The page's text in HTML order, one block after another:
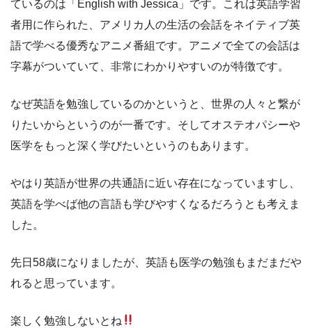
ているのは「English with Jessica」です。これは英語学習
者用に作られた、アメリカ人の生活の会話をネイティブ英
語で学べる優秀なアニメ番組です。アニメで全ての会話は
字幕がついていて、非常にわかりやすいのが特徴です。
なぜ英語を勉強しているのかというと、世界の人々と繋が
りたいからというのが一番です。そしてオステオパシーや
医学をもっと深く学びたいというのもあります。
やはり英語が世界の共通語に近い存在になっていますし、
英語を学べば他の言語も学びやすくなるだろうとも考えま
した。
先日58歳になりましたが、英語も医学の勉強もまだまだや
れると思っています。
楽しく勉強しないとね